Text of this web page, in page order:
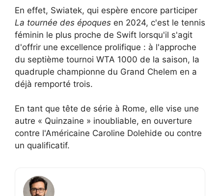
En effet, Swiatek, qui espère encore participer
La tournée des époques en 2024, c'est le tennis
féminin le plus proche de Swift lorsqu'il s'agit
d'offrir une excellence prolifique : à l'approche
du septième tournoi WTA 1000 de la saison, la
quadruple championne du Grand Chelem en a
déjà remporté trois.
En tant que tête de série à Rome, elle vise une
autre « Quinzaine » inoubliable, en ouverture
contre l'Américaine Caroline Dolehide ou contre
un qualificatif.